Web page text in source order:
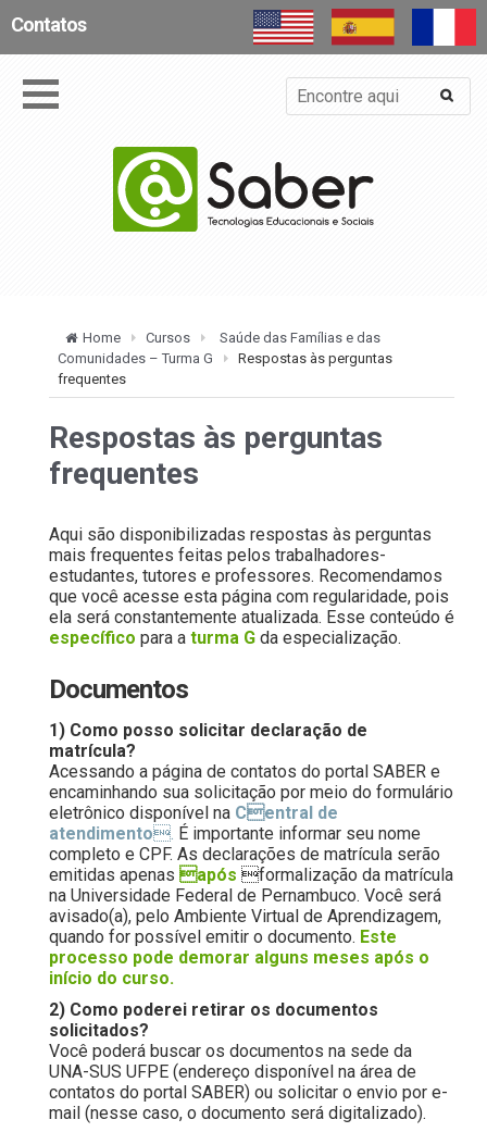
Contatos
Home Cursos
Saúde das Famílias e das
Comunidades – Turma G
Respostas às perguntas
frequentes
Respostas às perguntas
frequentes
Aqui são disponibilizadas respostas às perguntas
mais frequentes feitas pelos trabalhadores-
estudantes, tutores e professores. Recomendamos
que você acesse esta página com regularidade, pois
ela será constantemente atualizada. Esse conteúdo é
específico para a turma G da especialização.
Documentos
1) Como posso solicitar declaração de
matrícula?
Acessando a página de contatos do portal SABER e
encaminhando sua solicitação por meio do formulário
eletrônico disponível na Central de
atendimento. É importante informar seu nome
completo e CPF. As declarações de matrícula serão
emitidas apenas após formalização da matrícula
na Universidade Federal de Pernambuco. Você será
avisado(a), pelo Ambiente Virtual de Aprendizagem,
quando for possível emitir o documento. Este
processo pode demorar alguns meses após o
início do curso.
2) Como poderei retirar os documentos
solicitados?
Você poderá buscar os documentos na sede da
UNA-SUS UFPE (endereço disponível na área de
contatos do portal SABER) ou solicitar o envio por e-
mail (nesse caso, o documento será digitalizado).